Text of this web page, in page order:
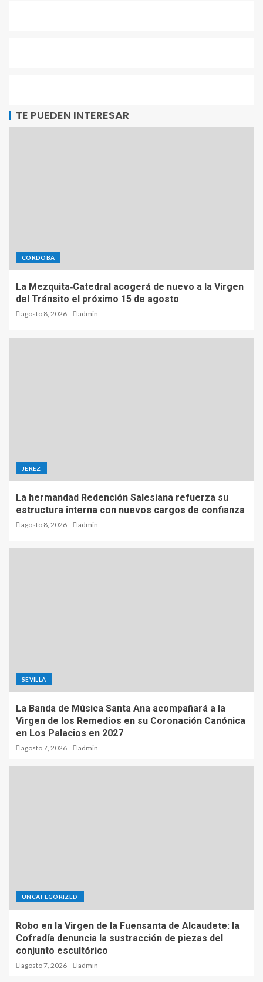
TE PUEDEN INTERESAR
CORDOBA
La Mezquita‑Catedral acogerá de nuevo a la Virgen
del Tránsito el próximo 15 de agosto
agosto 8, 2026 admin
JEREZ
La hermandad Redención Salesiana refuerza su
estructura interna con nuevos cargos de confianza
agosto 8, 2026 admin
SEVILLA
La Banda de Música Santa Ana acompañará a la
Virgen de los Remedios en su Coronación Canónica
en Los Palacios en 2027
agosto 7, 2026 admin
UNCATEGORIZED
Robo en la Virgen de la Fuensanta de Alcaudete: la
Cofradía denuncia la sustracción de piezas del
conjunto escultórico
agosto 7, 2026 admin